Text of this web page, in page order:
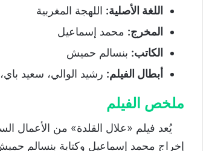
اللغة الأصلية: اللهجة المغربية
المخرج: محمد إسماعيل
الكاتب: بنسالم حميش
أبطال الفيلم: رشيد الوالي، سعيد
ملخص الفيلم
إخراج محمد إسماعيل وكتابة بنسالم